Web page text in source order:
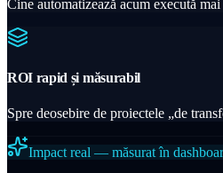
Cine automatizează acum execută
ROI rapid și măsurabil
Spre deosebire de proiectele „de
Impact real — măsurat în